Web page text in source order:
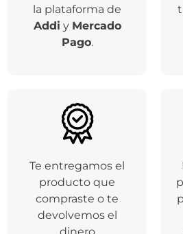
la plataforma de
Addi y Mercado
Pago.
Te entregamos el
producto que
compraste o te
devolvemos el
dinero